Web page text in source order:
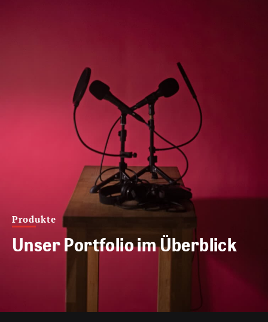
Produkte
Unser Portfolio im Überblick